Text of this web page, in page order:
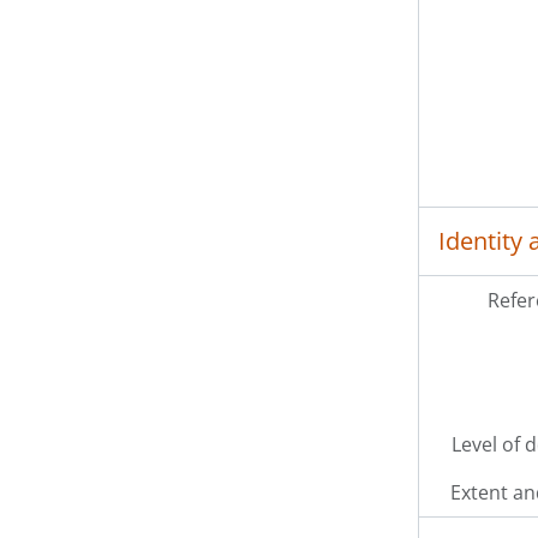
Identity
Level of
Extent